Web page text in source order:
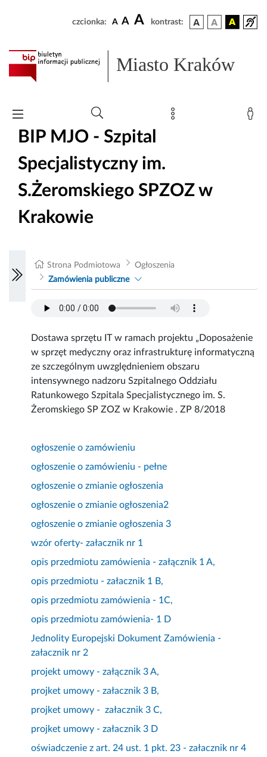
czcionka: A A A kontrast:
Miasto Kraków
BIP MJO - Szpital
Specjalistyczny im.
S.Żeromskiego SPZOZ w
Krakowie
Strona Podmiotowa
Ogłoszenia
Zamówienia publiczne
Dostawa sprzętu IT w ramach projektu „Doposażenie
w sprzęt medyczny oraz infrastrukturę informatyczną
ze szczególnym uwzględnieniem obszaru
intensywnego nadzoru Szpitalnego Oddziału
Ratunkowego Szpitala Specjalistycznego im. S.
Żeromskiego SP ZOZ w Krakowie . ZP 8/2018
ogłoszenie o zamówieniu
ogłoszenie o zamówieniu - pełne
ogłoszenie o zmianie ogłoszenia
ogłoszenie o zmianie ogłoszenia2
ogłoszenie o zmianie ogłoszenia 3
wzór oferty- załacznik nr 1
opis przedmiotu zamówienia - załącznik 1 A,
opis przedmiotu - załacznik 1 B,
opis przedmiotu zamówienia - 1C,
opis przedmiotu zamówienia- 1 D
Jednolity Europejski Dokument Zamówienia -
załacznik nr 2
projekt umowy - załącznik 3 A,
projket umowy - załacznik 3 B,
projket umowy - załacznik 3 C,
projket umowy - załacznik 3 D
oświadczenie z art. 24 ust. 1 pkt. 23 - załacznik nr 4